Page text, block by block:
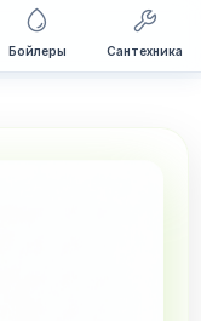
Бойлеры Сантехника